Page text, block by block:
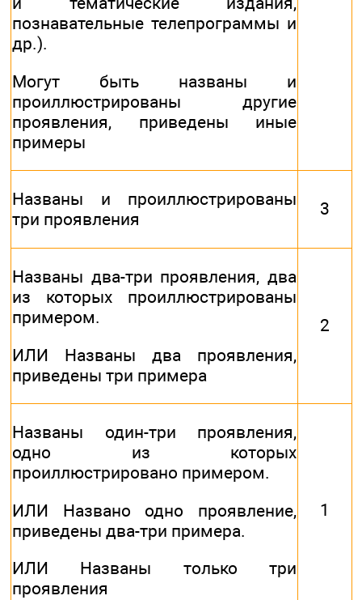
познавательные телепрограммы и
др.).
Могут быть названы и
проиллюстрированы другие
проявления, приведены иные
примеры
Названы и проиллюстрированы
три проявления
3
Названы два-три проявления, два
из которых проиллюстрированы
примером.
ИЛИ Названы два проявления,
приведены три примера
2
Названы один-три проявления,
одно из которых
проиллюстрировано примером.
ИЛИ Названо одно проявление,
приведены два-три примера.
ИЛИ Названы только три
проявления
1